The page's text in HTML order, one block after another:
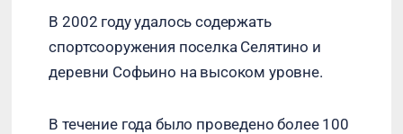
В 2002 году удалось содержать
спортсооружения поселка Селятино и
деревни Софьино на высоком уровне.
В течение года было проведено более 100